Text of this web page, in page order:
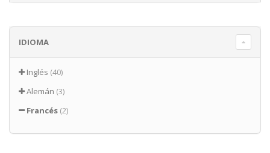
IDIOMA
Inglés (40)
Alemán (3)
Francés (2)